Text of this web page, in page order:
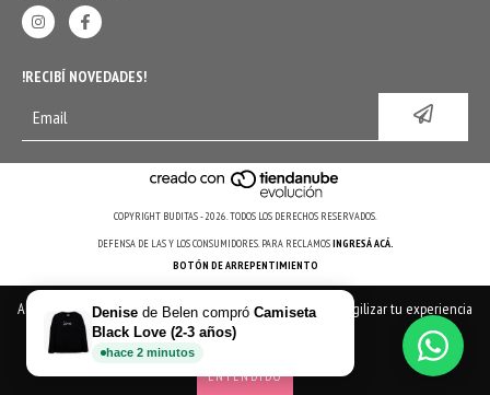
Al navegar por este sitioaceptás el uso de cookiespara agilizar tu experiencia
de compra.
ENTENDIDO
!RECIBÍ NOVEDADES!
COPYRIGHT BUDITAS - 2026. TODOS LOS DERECHOS RESERVADOS.
DEFENSA DE LAS Y LOS CONSUMIDORES. PARA RECLAMOSINGRESÁ ACÁ.
BOTÓN DE ARREPENTIMIENTO
Denise de Belen compró Camiseta
Black Love (2-3 años)
hace 2 minutos